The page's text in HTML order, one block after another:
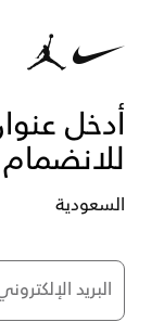
أدخل
السعودية
البريد